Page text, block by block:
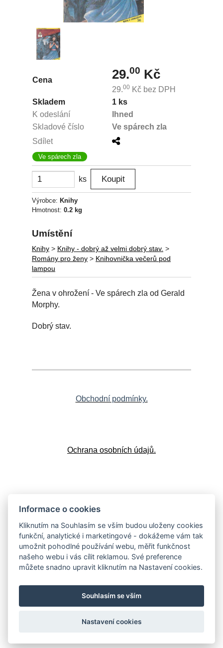
Cena 29.00 Kč
29.00 Kč bez DPH
Skladem
1 ks
K odeslání
Ihned
Skladové číslo
Ve spárech zla
Sdílet
Ve spárech zla
ks
Výrobce: Knihy
Hmotnost: 0.2 kg
Umístění
Knihy > Knihy - dobrý až velmi dobrý stav. >
Romány pro ženy > Knihovnička večerů pod
lampou
Žena v ohrožení - Ve spárech zla od Gerald
Morphy.
Dobrý stav.
Obchodní podmínky.
Ochrana osobních údajů.
Vrácení zboží
Informace o cookies
Kliknutím na Souhlasím se vším budou uloženy cookies
funkční, analytické i marketingové - dokážeme vám tak
umožnit pohodlné používání webu, měřit funkčnost
našeho webu i vás cílit reklamou. Své preference
můžete snadno upravit kliknutím na Nastavení cookies.
Souhlasím se vším
Nastavení cookies